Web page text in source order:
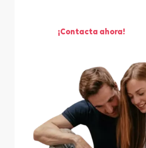
¡Contacta ahora!